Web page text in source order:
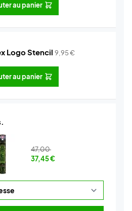
au panier
Logo Stencil 9,95€
au panier
47,00
37,45€